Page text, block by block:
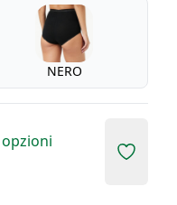
NERO
Add to